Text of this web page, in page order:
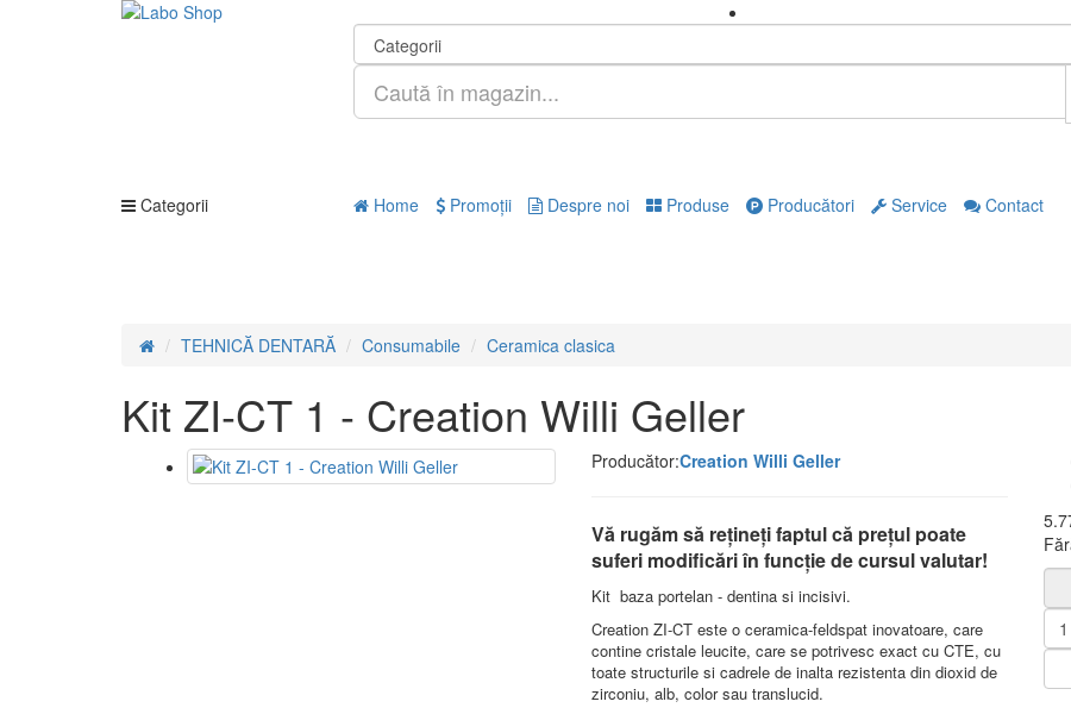
Categorii Home Promoţii Despre noi Produse Producători Service Contact
TEHNICĂ DENTARĂ Consumabile Ceramica clasica
Kit ZI-CT 1 - Creation Willi Geller
Producător:Creation Willi Geller
Vă rugăm să rețineți faptul că prețul poate
suferi modificări în funcție de cursul valutar!
Kit baza portelan - dentina si incisivi.
Creation ZI-CT este o ceramica-feldspat inovatoare, care
contine cristale leucite, care se potrivesc exact cu CTE, cu
toate structurile si cadrele de inalta rezistenta din dioxid de
zirconiu, alb, color sau translucid.